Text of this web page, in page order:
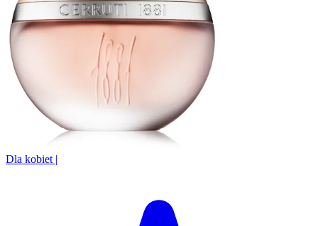
Dla kobiet |